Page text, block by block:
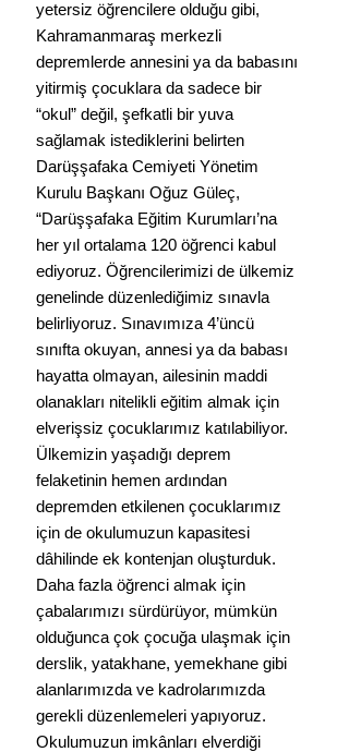
yetersiz öğrencilere olduğu gibi,
Kahramanmaraş merkezli
depremlerde annesini ya da babasını
yitirmiş çocuklara da sadece bir
“okul” değil, şefkatli bir yuva
sağlamak istediklerini belirten
Darüşşafaka Cemiyeti Yönetim
Kurulu Başkanı Oğuz Güleç,
“Darüşşafaka Eğitim Kurumları’na
her yıl ortalama 120 öğrenci kabul
ediyoruz. Öğrencilerimizi de ülkemiz
genelinde düzenlediğimiz sınavla
belirliyoruz. Sınavımıza 4’üncü
sınıfta okuyan, annesi ya da babası
hayatta olmayan, ailesinin maddi
olanakları nitelikli eğitim almak için
elverişsiz çocuklarımız katılabiliyor.
Ülkemizin yaşadığı deprem
felaketinin hemen ardından
depremden etkilenen çocuklarımız
için de okulumuzun kapasitesi
dâhilinde ek kontenjan oluşturduk.
Daha fazla öğrenci almak için
çabalarımızı sürdürüyor, mümkün
olduğunca çok çocuğa ulaşmak için
derslik, yatakhane, yemekhane gibi
alanlarımızda ve kadrolarımızda
gerekli düzenlemeleri yapıyoruz.
Okulumuzun imkânları elverdiği